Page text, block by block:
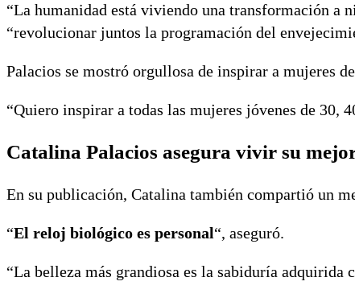
“La humanidad está viviendo una transformación a
“revolucionar juntos la programación del
Palacios se mostró orgullosa de inspirar a mujeres
“Quiero inspirar a todas las mujeres jóvenes de 30,
Catalina Palacios asegura vivir su
En su publicación, Catalina también compartió un
“El reloj biológico es personal“, aseguró.
“La belleza más grandiosa es la sabiduría adquirida